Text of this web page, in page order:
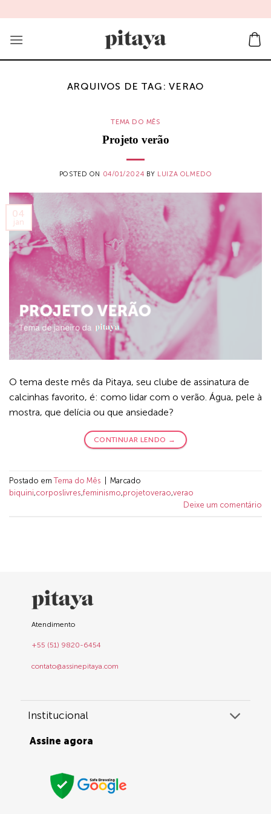
to
content
ARQUIVOS DE TAG:VERAO
TEMA DO MÊS
Projeto verão
POSTED ON 04/01/2024 BY LUIZA OLMEDO
04
jan
O tema deste mês da Pitaya, seu clube de assinatura de
calcinhas favorito, é: como lidar com o verão. Água, pele à
mostra, que delícia ou que ansiedade?
CONTINUAR LENDO →
Postado emTema do Mês
Marcado
biquini,corposlivres,feminismo,projetoverao,verao
Deixe um comentário
Atendimento
+55 (51) 9820-6454
contato@assinepitaya.com
Institucional
Assine agora